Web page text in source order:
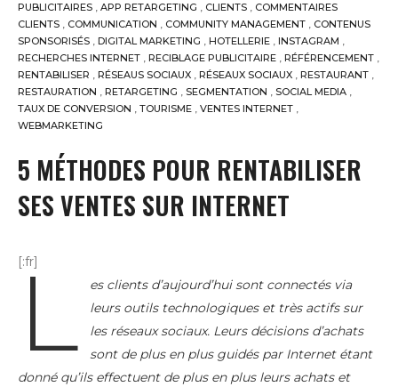
PUBLICITAIRES , APP RETARGETING , CLIENTS , COMMENTAIRES
CLIENTS , COMMUNICATION , COMMUNITY MANAGEMENT , CONTENUS
SPONSORISÉS , DIGITAL MARKETING , HOTELLERIE , INSTAGRAM ,
RECHERCHES INTERNET , RECIBLAGE PUBLICITAIRE , RÉFÉRENCEMENT ,
RENTABILISER , RÉSEAUS SOCIAUX , RÉSEAUX SOCIAUX , RESTAURANT ,
RESTAURATION , RETARGETING , SEGMENTATION , SOCIAL MEDIA ,
TAUX DE CONVERSION , TOURISME , VENTES INTERNET ,
WEBMARKETING
5 MÉTHODES POUR RENTABILISER
SES VENTES SUR INTERNET
[:fr]
L
es clients d’aujourd’hui sont connectés via
leurs outils technologiques et très actifs sur
les réseaux sociaux. Leurs décisions d’achats
sont de plus en plus guidés par Internet étant
donné qu’ils effectuent de plus en plus leurs achats et